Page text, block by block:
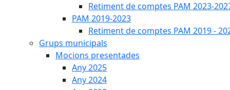
Retiment de comptes PAM 2023-
PAM 2019-2023
Retiment de comptes PAM 2019 -
Grups municipals
Mocions presentades
Any 2025
Any 2024